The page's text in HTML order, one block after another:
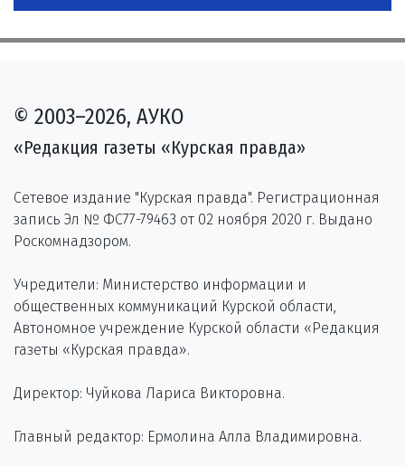
© 2003–2026, АУКО
«Редакция газеты «Курская правда»
Сетевое издание "Курская правда". Регистрационная
запись Эл № ФС77-79463 от 02 ноября 2020 г. Выдано
Роскомнадзором.
Учредители: Министерство информации и
общественных коммуникаций Курской области,
Автономное учреждение Курской области «Редакция
газеты «Курская правда».
Директор: Чуйкова Лариса Викторовна.
Главный редактор: Ермолина Алла Владимировна.